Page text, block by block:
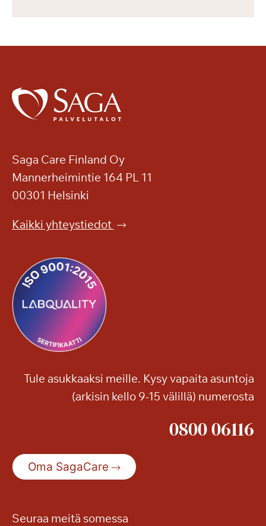
Saga Care Finland Oy
Mannerheimintie 164 PL 11
00301 Helsinki
Kaikki yhteystiedot
Tule asukkaaksi meille. Kysy vapaita asuntoja
(arkisin kello 9-15 välillä) numerosta
0800 06116
Oma SagaCare
Seuraa meitä somessa